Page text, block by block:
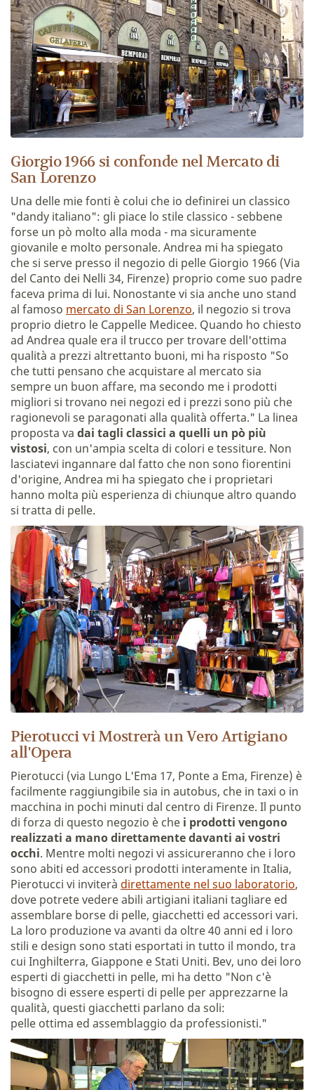
Giorgio 1966 si confonde nel Mercato di
San Lorenzo
Una delle mie fonti è colui che io definirei un classico
"dandy italiano": gli piace lo stile classico - sebbene
forse un pò molto alla moda - ma sicuramente
giovanile e molto personale. Andrea mi ha spiegato
che si serve presso il negozio di pelle Giorgio 1966 (Via
del Canto dei Nelli 34, Firenze) proprio come suo padre
faceva prima di lui. Nonostante vi sia anche uno stand
al famoso mercato di San Lorenzo, il negozio si trova
proprio dietro le Cappelle Medicee. Quando ho chiesto
ad Andrea quale era il trucco per trovare dell'ottima
qualità a prezzi altrettanto buoni, mi ha risposto "So
che tutti pensano che acquistare al mercato sia
sempre un buon affare, ma secondo me i prodotti
migliori si trovano nei negozi ed i prezzi sono più che
ragionevoli se paragonati alla qualità offerta." La linea
proposta va dai tagli classici a quelli un pò più
vistosi, con un'ampia scelta di colori e tessiture. Non
lasciatevi ingannare dal fatto che non sono fiorentini
d'origine, Andrea mi ha spiegato che i proprietari
hanno molta più esperienza di chiunque altro quando
si tratta di pelle.
Pierotucci vi Mostrerà un Vero Artigiano
all'Opera
Pierotucci (via Lungo L'Ema 17, Ponte a Ema, Firenze) è
facilmente raggiungibile sia in autobus, che in taxi o in
macchina in pochi minuti dal centro di Firenze. Il punto
di forza di questo negozio è che i prodotti vengono
realizzati a mano direttamente davanti ai vostri
occhi. Mentre molti negozi vi assicureranno che i loro
sono abiti ed accessori prodotti interamente in Italia,
Pierotucci vi inviterà direttamente nel suo laboratorio,
dove potrete vedere abili artigiani italiani tagliare ed
assemblare borse di pelle, giacchetti ed accessori vari.
La loro produzione va avanti da oltre 40 anni ed i loro
stili e design sono stati esportati in tutto il mondo, tra
cui Inghilterra, Giappone e Stati Uniti. Bev, uno dei loro
esperti di giacchetti in pelle, mi ha detto "Non c'è
bisogno di essere esperti di pelle per apprezzarne la
qualità, questi giacchetti parlano da soli:
pelle ottima ed assemblaggio da professionisti."